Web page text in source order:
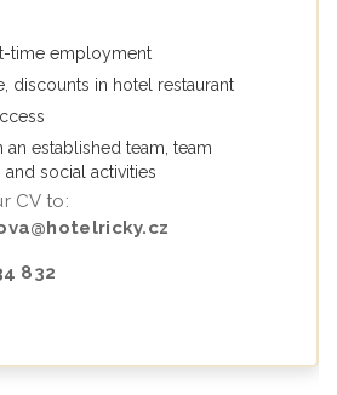
time employment
discounts in hotel restaurant
established team, team
social activities
CV to:
832